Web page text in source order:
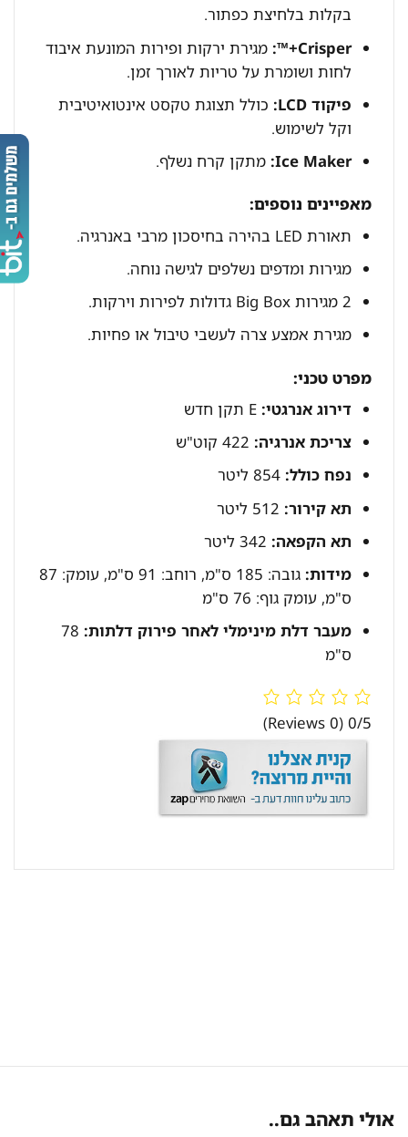
בקלות בלחיצת כפתור.
Crisper+™:
מגירת ירקות ופירות המונעת איבוד
לחות ושומרת על טריות לאורך זמן.
פיקוד LCD:
כולל תצוגת טקסט אינטואיטיבית
וקל לשימוש.
Ice Maker: מתקן קרח נשלף.
מאפיינים נוספים:
תאורת LED בהירה בחיסכון מרבי באנרגיה.
מגירות ומדפים נשלפים לגישה נוחה.
2 מגירות Big Box גדולות לפירות וירקות.
מגירת אמצע צרה לעשבי טיבול או פחיות.
מפרט טכני:
דירוג אנרגטי:E תקן חדש
צריכת אנרגיה:422 קוט"ש
נפח כולל:854 ליטר
תא קירור:512 ליטר
תא הקפאה:342 ליטר
מידות:
גובה: 185 ס"מ, רוחב: 91 ס"מ, עומק: 87
ס"מ, עומק גוף: 76 ס"מ
מעבר דלת מינימלי לאחר פירוק דלתות: 78
ס"מ
0/5
(0 Reviews)
אולי תאהב גם..